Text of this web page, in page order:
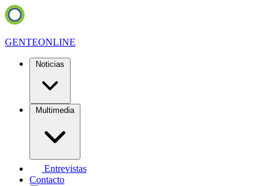
GENTEONLINE
Noticias
Multimedia
Entrevistas
Contacto